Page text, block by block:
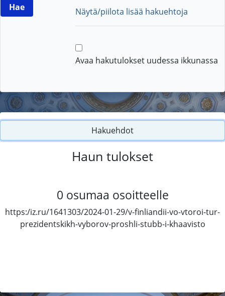
Näytä/piilota lisää hakuehtoja
Avaa hakutulokset uudessa ikkunassa
Hakuehdot
Haun tulokset
0 osumaa osoitteelle
https:/iz.ru/1641303/2024-01-29/v-finliandii-vo-vtoroi-tur-
prezidentskikh-vyborov-proshli-stubb-i-khaavisto